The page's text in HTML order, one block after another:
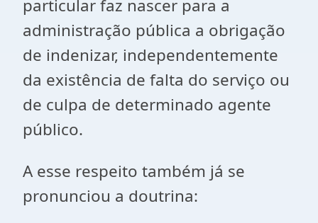
particular faz nascer para a
administração pública a obrigação
de indenizar, independentemente
da existência de falta do serviço ou
de culpa de determinado agente
público.
A esse respeito também já se
pronunciou a doutrina: